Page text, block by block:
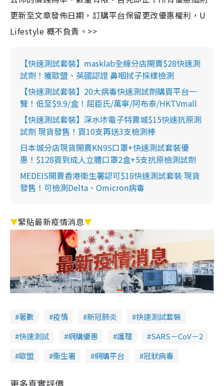
更新至文章發佈日期，訂購平台保留更改優惠權利，U
Lifestyle 概不負責。>>
【快速測試套裝】masklab全線分店開賣$28快速測
試劑！獲歐盟、英國認證 鼻咽拭子採樣檢測
【快速測試套裝】20大病毒快速測試劑購買平台一
覽！低至$9.9/盒！屈臣氏/萬寧/阿布泰/HKTVmall
【快速測試套裝】深水埗電子特賣城$15快速抗原測
試劑 現貨發售！買10支再送3支檢測棒
日本城分店現貨開賣KN95口罩+快速測試套裝優
惠！$128買到成人立體口罩2盒+5支抗原檢測試劑
MEDEIS開賣香港衛生署認可$18快速測試套裝 現貨
發售！可檢測Delta、Omicron病毒
▼緊貼最新疫情消息▼
著數 疫情 新冠肺炎
快速測試套裝
快速測試
網購優惠 護理
SARS－CoV－2
歐盟
衞生署 網購平台 冠狀病毒